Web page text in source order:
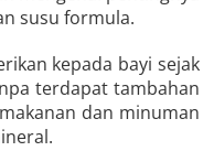
susu formula.
kepada bayi sejak
terdapat tambahan
dan minuman